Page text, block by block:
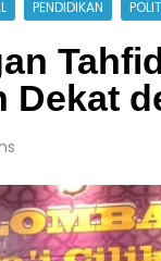
PENDIDIKAN
Dekat